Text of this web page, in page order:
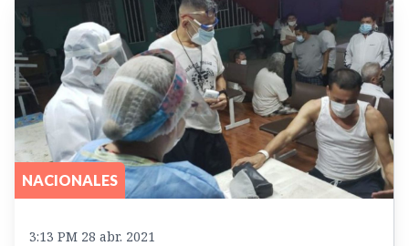
NACIONALES
3:13 PM 28 abr. 2021